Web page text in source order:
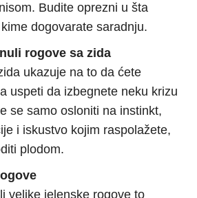
Budite oprezni u šta
dogovarate saradnju.
rogove sa zida
ukazuje na to da ćete
uspeti da izbegnete neku krizu
se samo osloniti na instinkt,
i iskustvo kojim raspolažete,
plodom.
velike jelenske rogove to